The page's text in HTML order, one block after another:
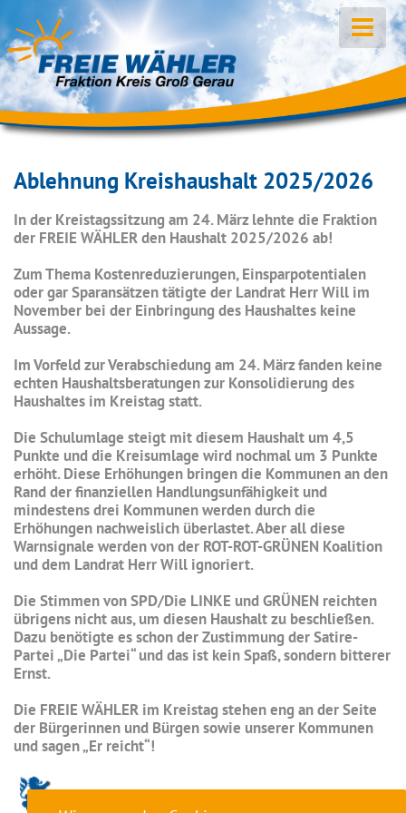
Ablehnung Kreishaushalt 2025/2026
In der Kreistagssitzung am 24. März lehnte die Fraktion
der FREIE WÄHLER den Haushalt 2025/2026 ab!
Zum Thema Kostenreduzierungen, Einsparpotentialen
oder gar Sparansätzen tätigte der Landrat Herr Will im
November bei der Einbringung des Haushaltes keine
Aussage.
Im Vorfeld zur Verabschiedung am 24. März fanden keine
echten Haushaltsberatungen zur Konsolidierung des
Haushaltes im Kreistag statt.
Die Schulumlage steigt mit diesem Haushalt um 4,5
Punkte und die Kreisumlage wird nochmal um 3 Punkte
erhöht. Diese Erhöhungen bringen die Kommunen an den
Rand der finanziellen Handlungsunfähigkeit und
mindestens drei Kommunen werden durch die
Erhöhungen nachweislich überlastet. Aber all diese
Warnsignale werden von der ROT-ROT-GRÜNEN Koalition
und dem Landrat Herr Will ignoriert.
Die Stimmen von SPD/Die LINKE und GRÜNEN reichten
übrigens nicht aus, um diesen Haushalt zu beschließen.
Dazu benötigte es schon der Zustimmung der Satire-
Partei „Die Partei“ und das ist kein Spaß, sondern bitterer
Ernst.
Die FREIE WÄHLER im Kreistag stehen eng an der Seite
der Bürgerinnen und Bürgen sowie unserer Kommunen
und sagen „Er reicht“!